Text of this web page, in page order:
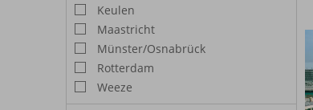
Keulen
Maastricht
Münster/Osnabrück
Rotterdam
Weeze